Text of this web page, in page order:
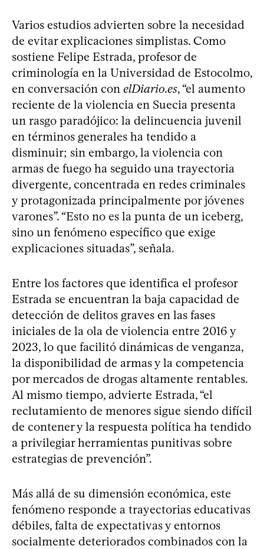
Varios estudios advierten sobre la necesidad
de evitar explicaciones simplistas. Como
sostiene Felipe Estrada, profesor de
criminología en la Universidad de Estocolmo,
en conversación con elDiario.es, “el aumento
reciente de la violencia en Suecia presenta
un rasgo paradójico: la delincuencia juvenil
en términos generales ha tendido a
disminuir; sin embargo, la violencia con
armas de fuego ha seguido una trayectoria
divergente, concentrada en redes criminales
y protagonizada principalmente por jóvenes
varones”. “Esto no es la punta de un iceberg,
sino un fenómeno específico que exige
explicaciones situadas”, señala.
Entre los factores que identifica el profesor
Estrada se encuentran la baja capacidad de
detección de delitos graves en las fases
iniciales de la ola de violencia entre 2016 y
2023, lo que facilitó dinámicas de venganza,
la disponibilidad de armas y la competencia
por mercados de drogas altamente rentables.
Al mismo tiempo, advierte Estrada, “el
reclutamiento de menores sigue siendo difícil
de contener y la respuesta política ha tendido
a privilegiar herramientas punitivas sobre
estrategias de prevención”.
Más allá de su dimensión económica, este
fenómeno responde a trayectorias educativas
débiles, falta de expectativas y entornos
socialmente deteriorados combinados con la